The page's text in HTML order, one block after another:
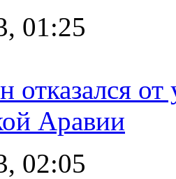
01:25
отказался от
Аравии
02:05